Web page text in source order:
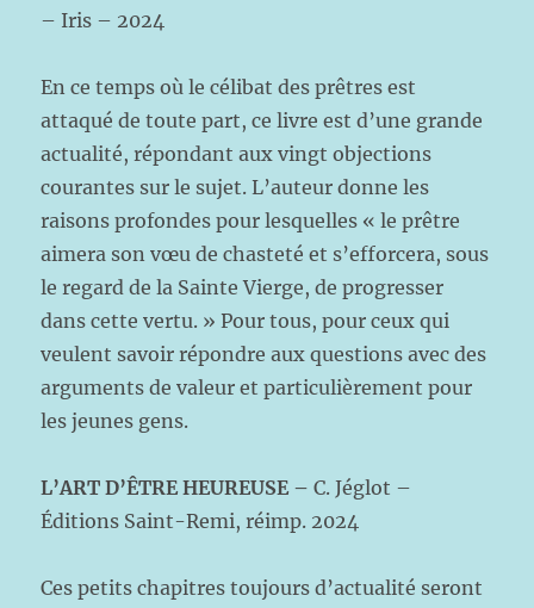
– Iris – 2024
En ce temps où le célibat des prêtres est
attaqué de toute part, ce livre est d’une grande
actualité, répondant aux vingt objections
courantes sur le sujet. L’auteur donne les
raisons profondes pour lesquelles « le prêtre
aimera son vœu de chasteté et s’efforcera, sous
le regard de la Sainte Vierge, de progresser
dans cette vertu. » Pour tous, pour ceux qui
veulent savoir répondre aux questions avec des
arguments de valeur et particulièrement pour
les jeunes gens.
L’ART D’ÊTRE HEUREUSE – C. Jéglot –
Éditions Saint-Remi, réimp. 2024
Ces petits chapitres toujours d’actualité seront